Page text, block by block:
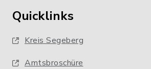
Quicklinks
Kreis Segeberg
Amtsbroschüre